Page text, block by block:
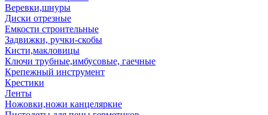
Веревки,шнуры
Диски отрезные
Емкости строительные
Задвижки, ручки-скобы
Кисти,макловицы
Ключи трубные,имбусовые, гаечные
Крепежный инструмент
Крестики
Ленты
Ножовки,ножи канцеляркие